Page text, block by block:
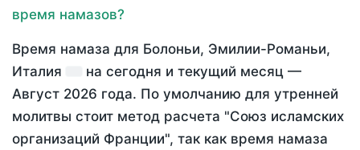
время намазов?
Время намаза для Болоньи, Эмилии-Романьи,
Италия
на сегодня и текущий месяц —
Август 2026 года. По умолчанию для утренней
молитвы стоит метод расчета "Союз исламских
организаций Франции", так как время намаза